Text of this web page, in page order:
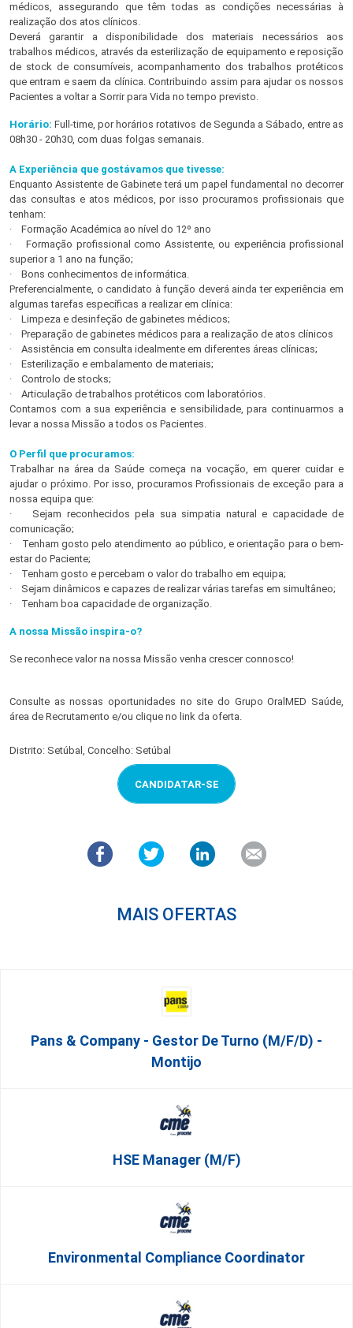
médicos, assegurando que têm todas as condições necessárias à
realização dos atos clínicos.
Deverá garantir a disponibilidade dos materiais necessários aos
trabalhos médicos, através da esterilização de equipamento e reposição
de stock de consumíveis, acompanhamento dos trabalhos protéticos
que entram e saem da clínica. Contribuindo assim para ajudar os nossos
Pacientes a voltar a Sorrir para Vida no tempo previsto.
Horário: Full-time, por horários rotativos de Segunda a Sábado, entre as
08h30 - 20h30, com duas folgas semanais.
A Experiência que gostávamos que tivesse:
Enquanto Assistente de Gabinete terá um papel fundamental no decorrer
das consultas e atos médicos, por isso procuramos profissionais que
tenham:
· Formação Académica ao nível do 12º ano
· Formação profissional como Assistente, ou experiência profissional
superior a 1 ano na função;
· Bons conhecimentos de informática.
Preferencialmente, o candidato à função deverá ainda ter experiência em
algumas tarefas específicas a realizar em clínica:
· Limpeza e desinfeção de gabinetes médicos;
· Preparação de gabinetes médicos para a realização de atos clínicos
· Assistência em consulta idealmente em diferentes áreas clínicas;
· Esterilização e embalamento de materiais;
· Controlo de stocks;
· Articulação de trabalhos protéticos com laboratórios.
Contamos com a sua experiência e sensibilidade, para continuarmos a
levar a nossa Missão a todos os Pacientes.
O Perfil que procuramos:
Trabalhar na área da Saúde começa na vocação, em querer cuidar e
ajudar o próximo. Por isso, procuramos Profissionais de exceção para a
nossa equipa que:
· Sejam reconhecidos pela sua simpatia natural e capacidade de
comunicação;
· Tenham gosto pelo atendimento ao público, e orientação para o bem-
estar do Paciente;
· Tenham gosto e percebam o valor do trabalho em equipa;
· Sejam dinâmicos e capazes de realizar várias tarefas em simultâneo;
· Tenham boa capacidade de organização.
A nossa Missão inspira-o?
Se reconhece valor na nossa Missão venha crescer connosco!
Consulte as nossas oportunidades no site do Grupo OralMED Saúde,
área de Recrutamento e/ou clique no link da oferta.
Distrito: Setúbal, Concelho: Setúbal
CANDIDATAR-SE
MAIS OFERTAS
Pans & Company - Gestor De Turno (m/f/d) -
Montijo
HSE Manager (m/f)
Environmental Compliance Coordinator